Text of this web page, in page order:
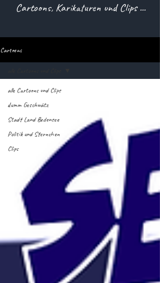
Cartoons, Karikaturen und Clips ...
Cartoons
alle Cartoons und Clips
dumm Geschwätz
Stadt Land Bodensee
Politik und Sternchen
Clips